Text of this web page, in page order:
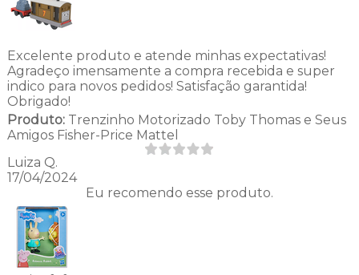
Excelente produto e atende minhas expectativas!
Agradeço imensamente a compra recebida e super
indico para novos pedidos! Satisfação garantida!
Obrigado!
Produto:Trenzinho Motorizado Toby Thomas e Seus
Amigos Fisher-Price Mattel
Luiza Q.
17/04/2024
Eu recomendo esse produto.